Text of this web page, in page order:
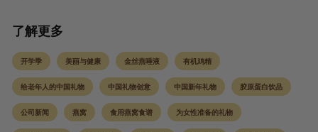
了解更多
开学季 美丽与健康 金丝燕唾液 有机鸡精
给老年人的中国礼物 中国礼物创意 中国新年礼物 胶原蛋白饮品
公司新闻 燕窝 食用燕窝食谱 为女性准备的礼物